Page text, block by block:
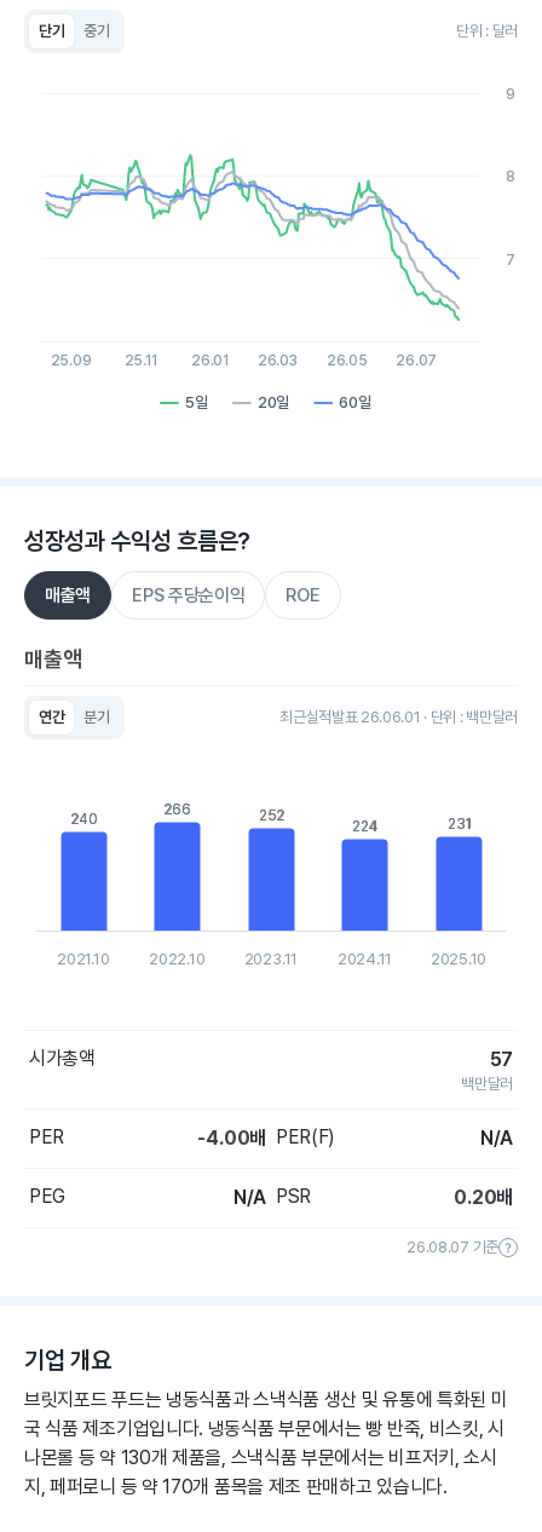
단기 중기 단위 : 달러
The chart has 1 Y axis displaying values. Data ranges from
5일 20일 60일
25.09 25.11 26.01 26.03 26.05 26.07
7
8
9
성장성과 수익성 흐름은?
매출액 EPS 주당순이익 ROE
매출액
연간 분기 최근실적발표 26.06.01 · 단위 : 백만달러
The chart has 1 X axis displaying categories.
The chart has 1 Y axis displaying values. Data ranges from
240
240
266
266 252
252
224
224 231
231
2021.10 2022.10 2023.11 2024.11 2025.10
시가총액 57
백만달러
PER -4.00배 PER(F) N/A
PEG N/A PSR 0.20배
26.08.07 기준
기업 개요
브릿지포드 푸드는 냉동식품과 스낵식품 생산 및 유통에 특화된 미
국 식품 제조기업입니다. 냉동식품 부문에서는 빵 반죽, 비스킷, 시
나몬롤 등 약 130개 제품을, 스낵식품 부문에서는 비프저키, 소시
지, 페퍼로니 등 약 170개 품목을 제조 판매하고 있습니다.